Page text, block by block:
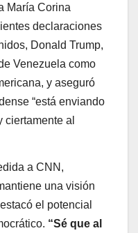
María Corina
declaraciones
Donald Trump,
Venezuela como
y aseguró
“está enviando
ciertamente al
a CNN,
una visión
el potencial
“Sé que al